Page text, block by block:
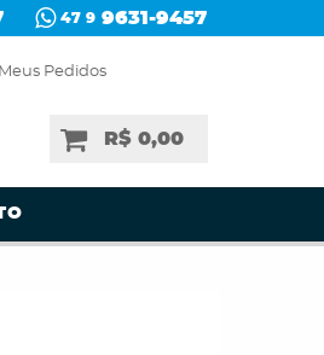
47 9 9631-9457
Meus Pedidos
R$ 0,00